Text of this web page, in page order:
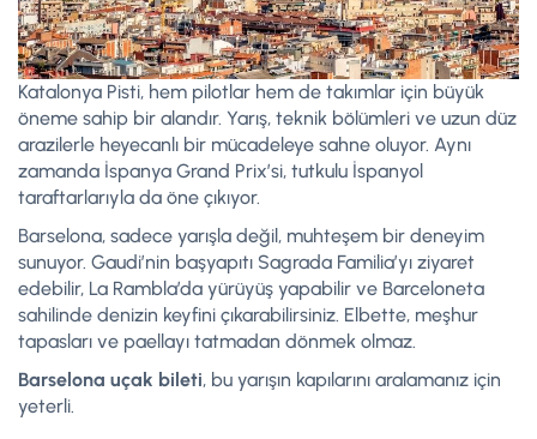
Katalonya Pisti, hem pilotlar hem de takımlar için büyük
öneme sahip bir alandır. Yarış, teknik bölümleri ve uzun düz
arazilerle heyecanlı bir mücadeleye sahne oluyor. Aynı
zamanda İspanya Grand Prix’si, tutkulu İspanyol
taraftarlarıyla da öne çıkıyor.
Barselona, sadece yarışla değil, muhteşem bir deneyim
sunuyor. Gaudi’nin başyapıtı Sagrada Familia’yı ziyaret
edebilir, La Rambla’da yürüyüş yapabilir ve Barceloneta
sahilinde denizin keyfini çıkarabilirsiniz. Elbette, meşhur
tapasları ve paellayı tatmadan dönmek olmaz.
Barselona uçak bileti, bu yarışın kapılarını aralamanız için
yeterli.